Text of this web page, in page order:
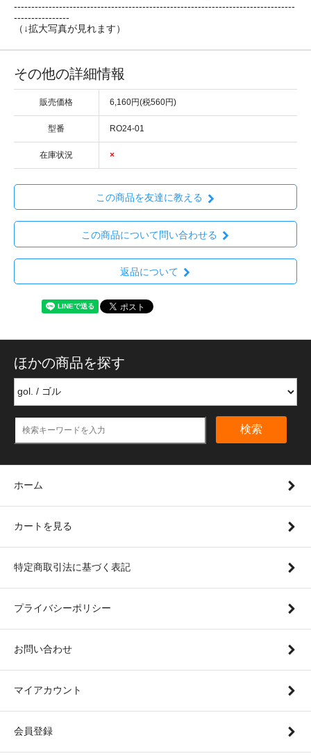
---------------------------------------------------------------------------------
----------------
（↓拡大写真が見れます）
その他の詳細情報
販売価格 6,160円(税560円)
型番 RO24-01
在庫状況 ×
この商品を友達に教える
この商品について問い合わせる
返品について
ほかの商品を探す
検索
ホーム
カートを見る
特定商取引法に基づく表記
プライバシーポリシー
お問い合わせ
マイアカウント
会員登録